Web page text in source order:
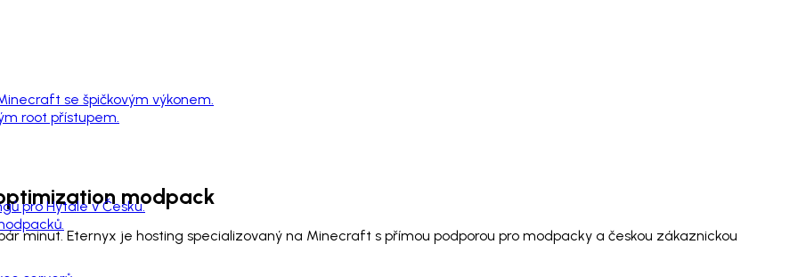
se špičkovým výkonem.
root přístupem.
pro Hytale v Česku.modpack
minut. Eternyx je hosting specializovaný na Minecraft s přímou podporou pro modpacky a českou zákaznickou